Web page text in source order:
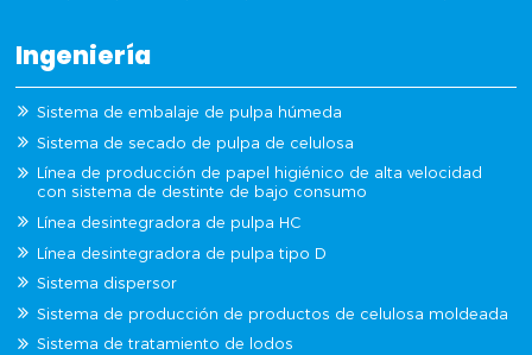
Ingeniería
Sistema de embalaje de pulpa húmeda
Sistema de secado de pulpa de celulosa
Línea de producción de papel higiénico de alta velocidad
con sistema de destinte de bajo consumo
Línea desintegradora de pulpa HC
Línea desintegradora de pulpa tipo D
Sistema dispersor
Sistema de producción de productos de celulosa moldeada
Sistema de tratamiento de lodos